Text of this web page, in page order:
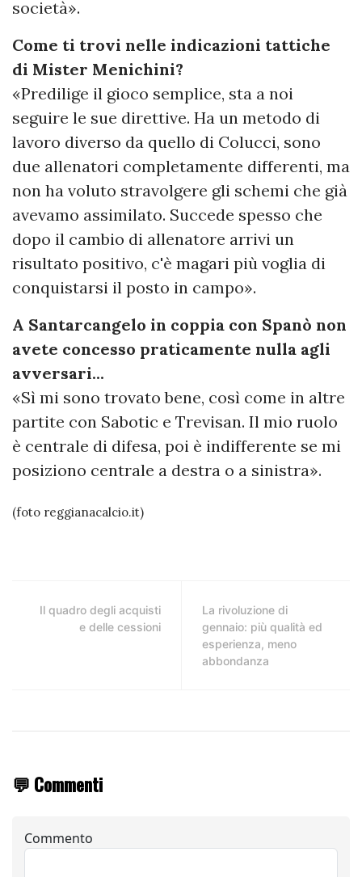
società».
Come ti trovi nelle indicazioni tattiche
di Mister Menichini?
«Predilige il gioco semplice, sta a noi
seguire le sue direttive. Ha un metodo di
lavoro diverso da quello di Colucci, sono
due allenatori completamente differenti, ma
non ha voluto stravolgere gli schemi che già
avevamo assimilato. Succede spesso che
dopo il cambio di allenatore arrivi un
risultato positivo, c'è magari più voglia di
conquistarsi il posto in campo».
A Santarcangelo in coppia con Spanò non
avete concesso praticamente nulla agli
avversari...
«Sì mi sono trovato bene, così come in altre
partite con Sabotic e Trevisan. Il mio ruolo
è centrale di difesa, poi è indifferente se mi
posiziono centrale a destra o a sinistra».
(foto reggianacalcio.it)
Il quadro degli acquisti
e delle cessioni
La rivoluzione di
gennaio: più qualità ed
esperienza, meno
abbondanza
💬 Commenti